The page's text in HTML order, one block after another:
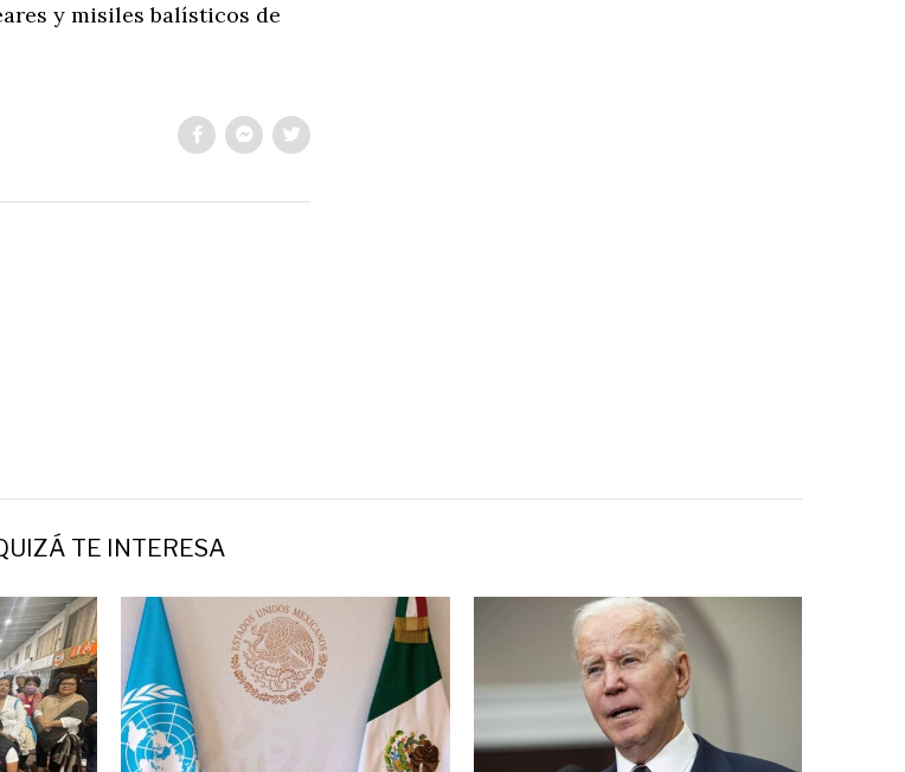
y misiles balísticos de
TE INTERESA